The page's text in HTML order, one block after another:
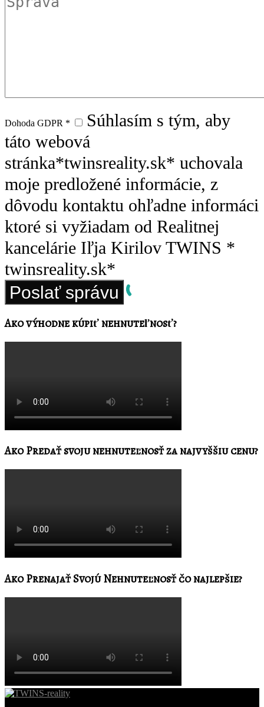
Dohoda GDPR *
Súhlasím s tým, aby
táto webová
stránka*twinsreality.sk* uchovala
moje predložené informácie, z
dôvodu kontaktu ohľadne informáci
ktoré si vyžiadam od Realitnej
kancelárie Iľja Kirilov TWINS *
twinsreality.sk*
Ako výhodne kúpiť nehnuteľnosť?
Ako Predať svoju nehnuteľnosť za najvyššiu cenu?
Ako Prenajať Svojú Nehnuteľnosť čo najlepšie?